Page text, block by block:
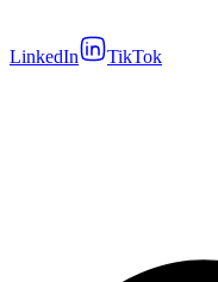
LinkedIn TikTok